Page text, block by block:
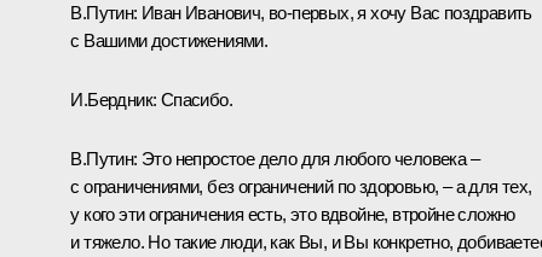
В.Путин: Иван Иванович, во-первых, я хочу Вас поздравить
с Вашими достижениями.
И.Бердник: Спасибо.
В.Путин: Это непростое дело для любого человека ‒
с ограничениями, без ограничений по здоровью, ‒ а для тех,
у кого эти ограничения есть, это вдвойне, втройне сложно
и тяжело. Но такие люди, как Вы, и Вы конкретно,